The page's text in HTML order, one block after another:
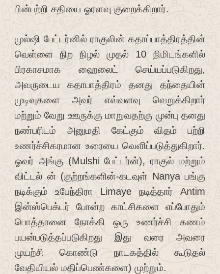
பின்பற்றி சதியை ஓரளவு குறைக்கிறார்.
முல்ஷி பேட்டர்னில் ராகுலின் கதாப்பாத்திரத்தின்
வெள்ளை நிற நிழல் முதல் 10 நிமிடங்களில்
பிரகாசமாக ஹைலைட் செய்யப்படுகிறது,
அவருடைய கதாபாத்திரம் தனது தந்தையின்
முடிவுகளை அவர் எவ்வளவு வெறுக்கிறார்
மற்றும் வேறு ஊருக்கு மாறுவதற்கு முன்பு தனது
நண்பரிடம் அனுமதி கேட்கும் விதம் பற்றி
உணர்ச்சிகரமான உரையை வெளிப்படுத்துகிறார்.
ஓவர் அங்கு (Mulshi பேட்டர்ன்), ராகுல் மற்றும்
விட்டல் ன் (குற்றங்களின்-கடவுள் Nanya பங்கு
நடிக்கும் உபேந்திரா Limaye நடித்தார் Antim
இன்ஸ்பெக்டர் போன்ற காட்சிகளை எப்போதும்
பொத்தானை நோக்கி ஒரு உணர்ச்சி கணம்
பயன்படுத்தப்படுகிறது இது வரை அவரை
முயற்சி கொண்டு நாடகத்தில் கூடுதல்
வேதியியல் மதிப்பெண்களை) முற்றும்.